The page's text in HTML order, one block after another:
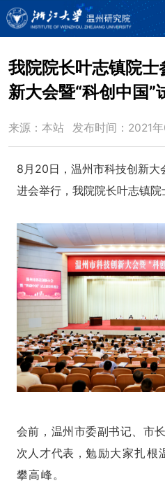
我院院长叶志镇院士
新大会暨“科创中国”
来源：本站 发布时间：2021
8月20日，温州市科技创新大
进会举行，我院院长叶志镇院
会前，温州市委副书记、市
次人才代表，勉励大家扎根
攀高峰。